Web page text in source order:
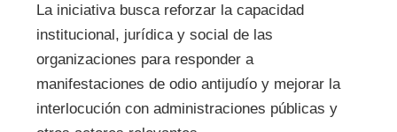
La iniciativa busca reforzar la capacidad
institucional, jurídica y social de las
organizaciones para responder a
manifestaciones de odio antijudío y mejorar la
interlocución con administraciones públicas y